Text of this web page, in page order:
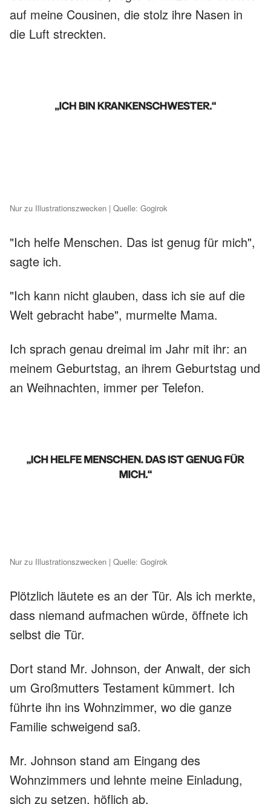
auf meine Cousinen, die stolz ihre Nasen in
die Luft streckten.
Nur zu Illustrationszwecken | Quelle: Gogirok
"Ich helfe Menschen. Das ist genug für mich",
sagte ich.
"Ich kann nicht glauben, dass ich sie auf die
Welt gebracht habe", murmelte Mama.
Ich sprach genau dreimal im Jahr mit ihr: an
meinem Geburtstag, an ihrem Geburtstag und
an Weihnachten, immer per Telefon.
Nur zu Illustrationszwecken | Quelle: Gogirok
Plötzlich läutete es an der Tür. Als ich merkte,
dass niemand aufmachen würde, öffnete ich
selbst die Tür.
Dort stand Mr. Johnson, der Anwalt, der sich
um Großmutters Testament kümmert. Ich
führte ihn ins Wohnzimmer, wo die ganze
Familie schweigend saß.
Mr. Johnson stand am Eingang des
Wohnzimmers und lehnte meine Einladung,
sich zu setzen, höflich ab.